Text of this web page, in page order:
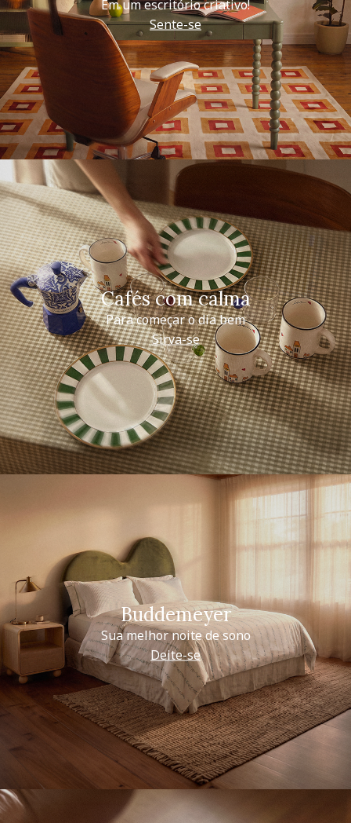
Em um escritório criativo!
Sente-se
Cafés com calma
Para começar o dia bem
Sirva-se
Buddemeyer
Sua melhor noite de sono
Deite-se